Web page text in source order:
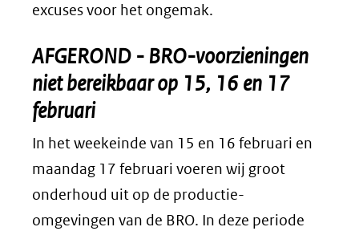
excuses voor het ongemak.
AFGEROND - BRO-voorzieningen
niet bereikbaar op 15, 16 en 17
februari
In het weekeinde van 15 en 16 februari en
maandag 17 februari voeren wij groot
onderhoud uit op de productie-
omgevingen van de BRO. In deze periode